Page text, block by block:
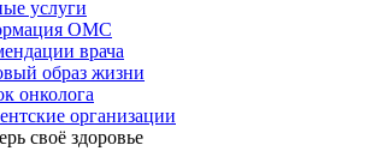
услуги
ОМС
врача
образ жизни
онколога
организации
своё здоровье